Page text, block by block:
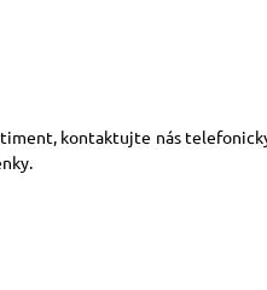
kontaktujte nás